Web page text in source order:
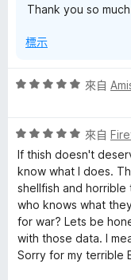
Thank you so
標示
評
分
，
滿
分
5
分
來自
評
價
5
分
，
滿
分
5
來自
If thish doesn't
know what I does.
shellfish and
who knows what
for war? Lets be
with those data. I
Sorry for my terrible